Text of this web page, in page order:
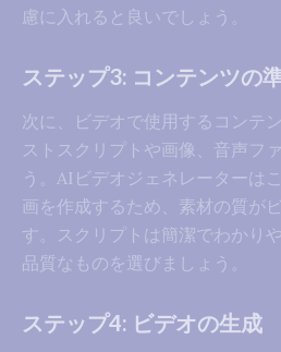
慮に入れると良いでしょう。
ステップ3: コンテンツの
次に、ビデオで使用するコンテ
ストスクリプトや画像、音声フ
う。AIビデオジェネレーターは
画を作成するため、素材の質が
す。スクリプトは簡潔でわかり
品質なものを選びましょう。
ステップ4: ビデオの生成